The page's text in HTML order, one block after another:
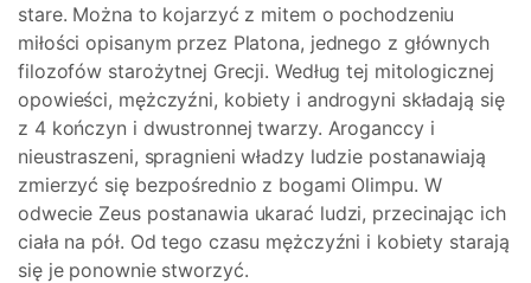
stare. Można to kojarzyć z mitem o pochodzeniu
miłości opisanym przez Platona, jednego z głównych
filozofów starożytnej Grecji. Według tej mitologicznej
opowieści, mężczyźni, kobiety i androgyni składają się
z 4 kończyn i dwustronnej twarzy. Aroganccy i
nieustraszeni, spragnieni władzy ludzie postanawiają
zmierzyć się bezpośrednio z bogami Olimpu. W
odwecie Zeus postanawia ukarać ludzi, przecinając ich
ciała na pół. Od tego czasu mężczyźni i kobiety starają
się je ponownie stworzyć.